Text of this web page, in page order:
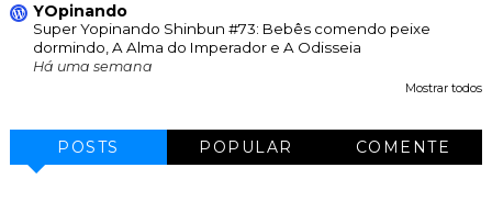
YOpinando
Super Yopinando Shinbun #73: Bebês comendo peixe
dormindo, A Alma do Imperador e A Odisseia
Há uma semana
Mostrar todos
POSTS POPULAR COMENTE